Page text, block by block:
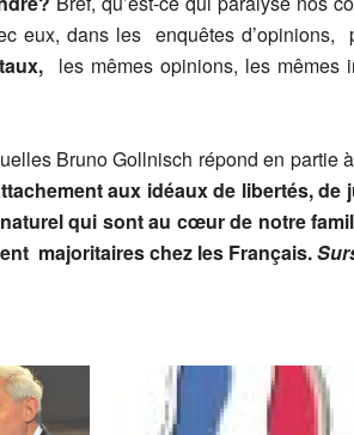
eux, dans les enquêtes d’opinions,
les mêmes opinions, les
Bruno Gollnisch répond en partie
aux idéaux de libertés, de
naturel qui sont au cœur de notre
majoritaires chez les Français.